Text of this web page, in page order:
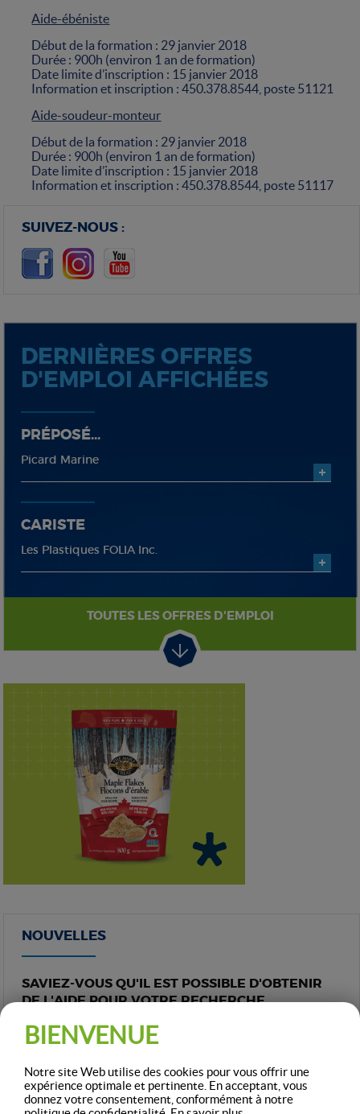
Aide-ébéniste
Début de la formation : 29 janvier 2018
Durée : 900h (environ 1 an de formation)
Date limite d’inscription : 15 janvier 2018
Information et inscription : 450.378.8544, poste 51121
Aide-soudeur-monteur
Début de la formation : 29 janvier 2018
Durée : 900h (environ 1 an de formation)
Date limite d’inscription : 15 janvier 2018
Information et inscription : 450.378.8544, poste 51117
SUIVEZ-NOUS :
DERNIÈRES OFFRES
D'EMPLOI AFFICHÉES
PRÉPOSÉ...
Picard Marine
CARISTE
Les Plastiques FOLIA Inc.
TOUTES LES OFFRES D'EMPLOI
NOUVELLES
SAVIEZ-VOUS QU'IL EST POSSIBLE D'OBTENIR
DE L'AIDE POUR VOTRE RECHERCHE
TOUTES LES NOUVELLES
BIENVENUE
Notre site Web utilise des cookies pour vous offrir une
expérience optimale et pertinente. En acceptant, vous
donnez votre consentement, conformément à notre